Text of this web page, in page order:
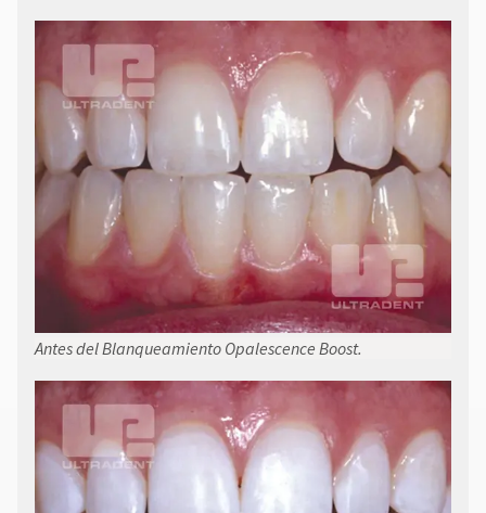
Antes del Blanqueamiento Opalescence Boost.